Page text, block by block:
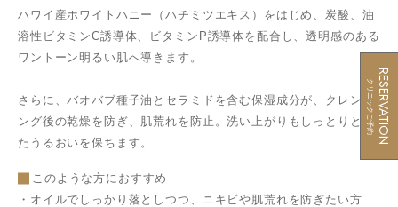
ハワイ産ホワイトハニー（ハチミツエキス）をはじめ、炭酸、油
溶性ビタミンC誘導体、ビタミンP誘導体を配合し、透明感のある
ワントーン明るい肌へ導きます。
さらに、バオバブ種子油とセラミドを含む保湿成分が、クレンジ
ング後の乾燥を防ぎ、肌荒れを防止。洗い上がりもしっとりとし
たうるおいを保ちます。
このような方におすすめ
・オイルでしっかり落としつつ、ニキビや肌荒れを防ぎたい方
RESERVATION
クリニックご予約